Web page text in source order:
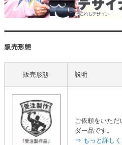
販売形態
販売形態 説明
ご依頼をいただ
ダー品です。
⇒ もっと詳しく